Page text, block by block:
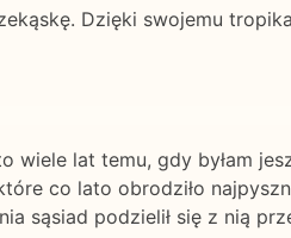
Dzięki swojemu
wiele lat temu, gdy byłam
co lato obrodziło
sąsiad podzielił się z nią